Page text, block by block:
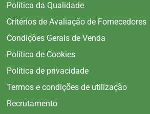
Política da Qualidade
Critérios de Avaliação de Fornecedores
Condições Gerais de Venda
Política de Cookies
Política de privacidade
Termos e condições de utilização
Recrutamento